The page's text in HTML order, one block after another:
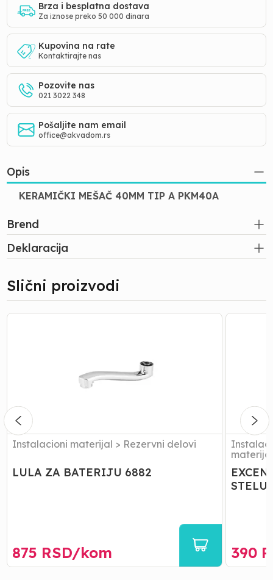
Brza i besplatna dostava
Za iznose preko 50 000 dinara
Kupovina na rate
Kontaktirajte nas
Pozovite nas
021 3022 348
Pošaljite nam email
office@akvadom.rs
Opis
KERAMIČKI MEŠAČ 40MM TIP A PKM40A
Brend
Deklaracija
Slični proizvodi
LULA
Instalacioni materijal > Rezervni delovi
LULA ZA BATERIJU 6882
875 RSD/kom 390